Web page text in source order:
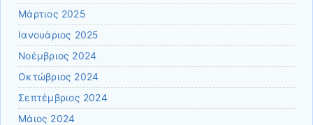
Μάρτιος 2025
Ιανουάριος 2025
Νοέμβριος 2024
Οκτώβριος 2024
Σεπτέμβριος 2024
Μάιος 2024